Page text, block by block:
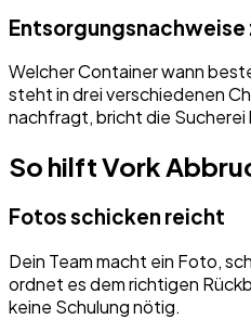
Entsorgungsnachweise
Welcher Container wann
steht in drei verschiedenen
nachfragt, bricht die Sucherei
So hilft Vork
Fotos schicken reicht
Dein Team macht ein Foto,
ordnet es dem richtigen
keine Schulung nötig.